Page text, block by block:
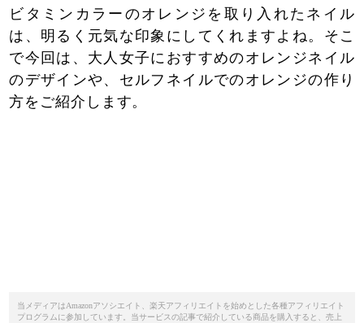
ビタミンカラーのオレンジを取り入れたネイル
は、明るく元気な印象にしてくれますよね。そこ
で今回は、大人女子におすすめのオレンジネイル
のデザインや、セルフネイルでのオレンジの作り
方をご紹介します。
当メディアはAmazonアソシエイト、楽天アフィリエイトを始めとした各種アフィリエイト
プログラムに参加しています。当サービスの記事で紹介している商品を購入すると、売上